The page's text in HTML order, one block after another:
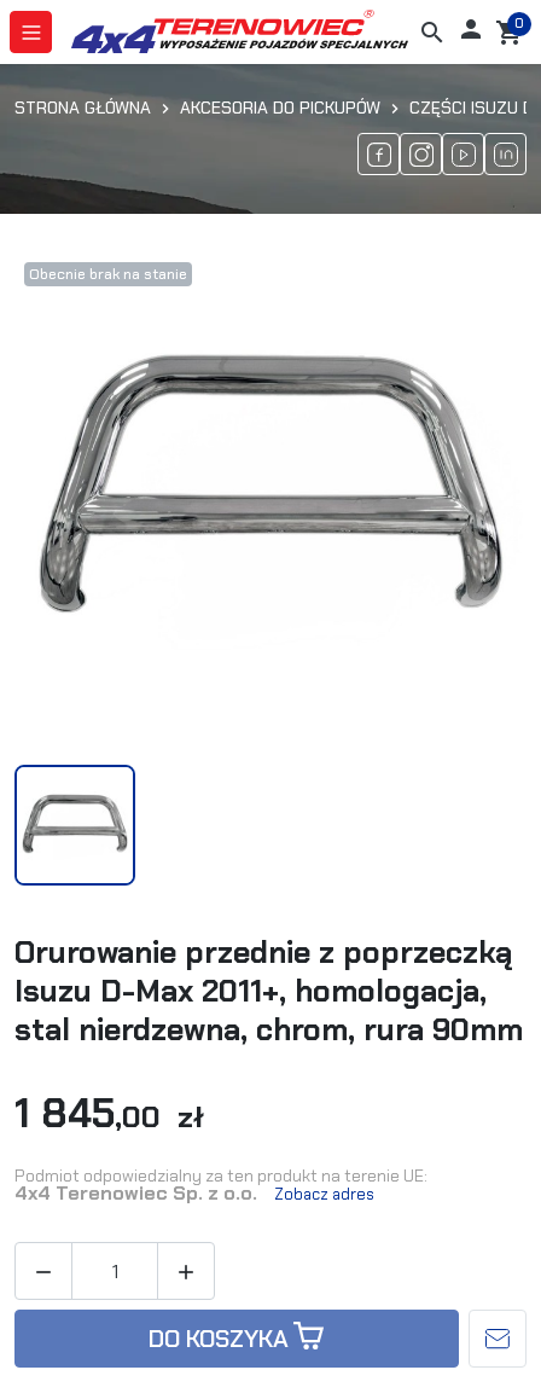
search  shopping_cart
0
STRONA GŁÓWNA AKCESORIA DO PICKUPÓW CZĘŚCI ISUZU
Obecnie brak na stanie
Orurowanie przednie z poprzeczką
Isuzu D-Max 2011+, homologacja,
stal nierdzewna, chrom, rura 90mm
1 845,00 zł
Podmiot odpowiedzialny za ten produkt na terenie UE:
4x4 Terenowiec Sp. z o.o. Zobacz adres
 
DO KOSZYKA